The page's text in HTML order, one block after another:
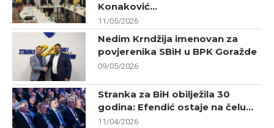
Konaković...
11/05/2026
Nedim Krndžija imenovan za
povjerenika SBiH u BPK Goražde
09/05/2026
Stranka za BiH obilježila 30
godina: Efendić ostaje na čelu...
11/04/2026